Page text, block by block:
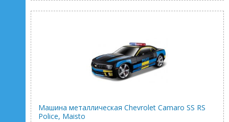
Машина металлическая Chevrolet Camaro SS RS
Police, Maisto